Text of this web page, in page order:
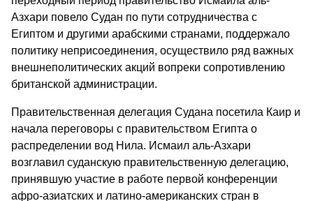
Азхари повело Судан по пути сотрудничества с
Египтом и другими арабскими странами, поддержало
политику неприсоединения, осуществило ряд важных
внешнеполитических акций вопреки сопротивлению
британской администрации.
Правительственная делегация Судана посетила Каир и
начала переговоры с правительством Египта о
распределении вод Нила. Исмаил аль-Азхари
возглавил суданскую правительственную делегацию,
принявшую участие в работе первой конференции
афро-азиатских и латино-американских стран в